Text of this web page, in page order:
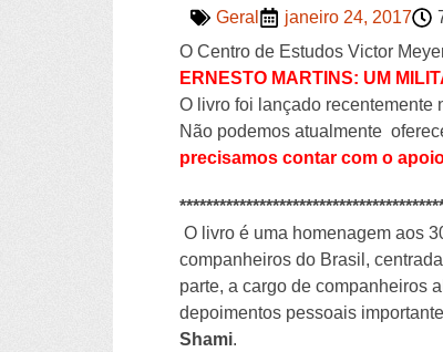
Geral janeiro 24, 2017
O Centro de Estudos Victor
ERNESTO MARTINS: UM
O livro foi lançado recentemente
Não podemos atualmente
precisamos contar com o
O livro é uma homenagem aos
companheiros do Brasil,
parte, a cargo de companheiros
depoimentos pessoais
Shami.